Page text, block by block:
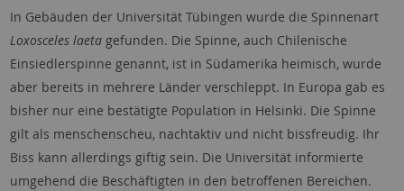
In Gebäuden der Universität Tübingen wurde die Spinnenart
Loxosceles laetagefunden. Die Spinne, auch Chilenische
Einsiedlerspinne genannt, ist in Südamerika heimisch, wurde
aber bereits in mehrere Länder verschleppt. In Europa gab es
bisher nur eine bestätigte Population in Helsinki. Die Spinne
gilt als menschenscheu, nachtaktiv und nicht bissfreudig. Ihr
Biss kann allerdings giftig sein. Die Universität informierte
umgehend die Beschäftigten in den betroffenen Bereichen.